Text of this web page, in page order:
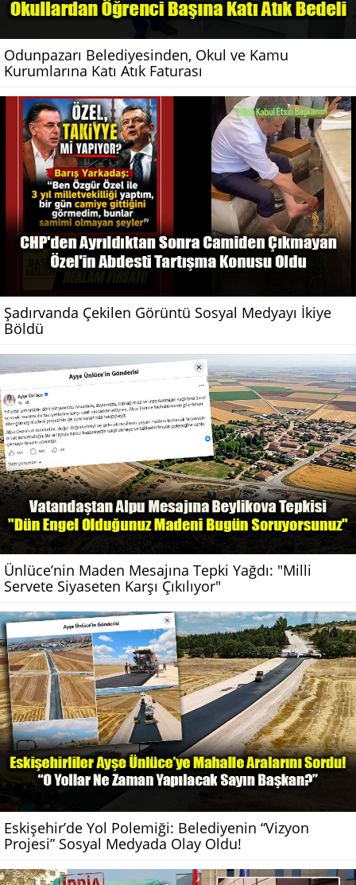
Odunpazarı Belediyesinden, Okul ve Kamu
Kurumlarına Katı Atık Faturası
Şadırvanda Çekilen Görüntü Sosyal Medyayı İkiye
Böldü
Ünlüce’nin Maden Mesajına Tepki Yağdı: "Milli
Servete Siyaseten Karşı Çıkılıyor"
Eskişehir’de Yol Polemiği: Belediyenin “Vizyon
Projesi” Sosyal Medyada Olay Oldu!